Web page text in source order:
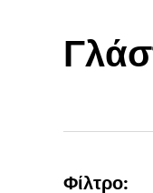
Φίλτρο: